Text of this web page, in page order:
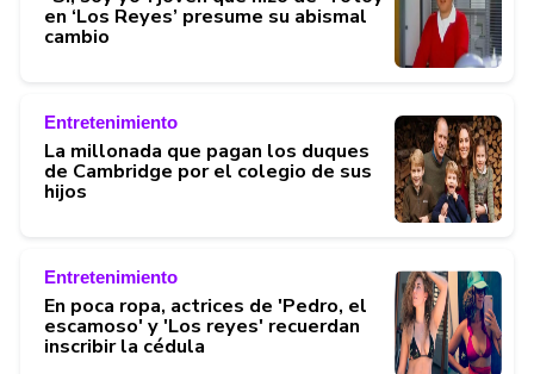
en ‘Los Reyes’ presume su abismal
cambio
Entretenimiento
La millonada que pagan los duques
de Cambridge por el colegio de sus
hijos
Entretenimiento
En poca ropa, actrices de 'Pedro, el
escamoso' y 'Los reyes' recuerdan
inscribir la cédula